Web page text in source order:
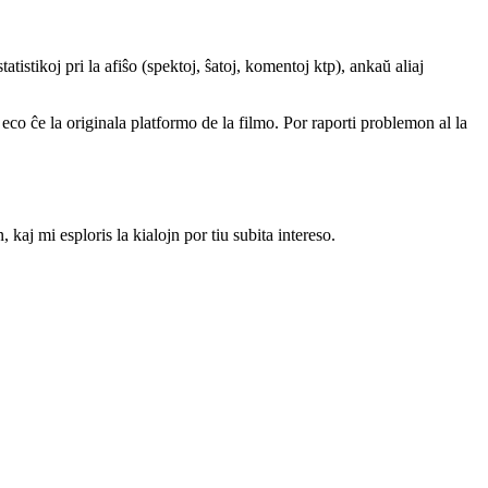
pri la afiŝo (spektoj, ŝatoj, komentoj ktp), ankaŭ aliaj
ĉe la originala platformo de la filmo. Por raporti problemon al la
kaj mi esploris la kialojn por tiu subita intereso.